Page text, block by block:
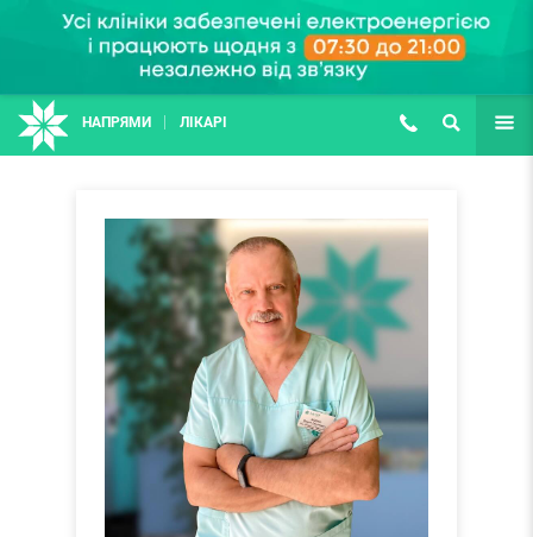
НАПРЯМИ ЛІКАРІ (067) 127-03-03
ПОШУК ЩЕ